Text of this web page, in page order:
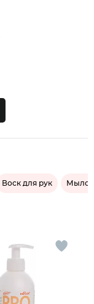
Воск для рук Мыло